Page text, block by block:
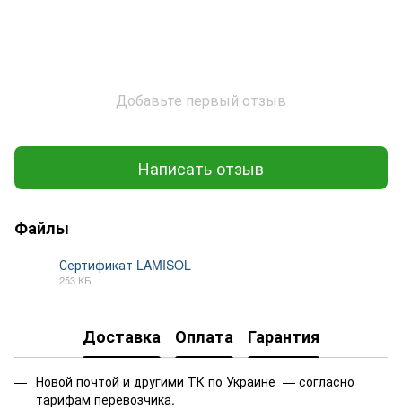
Добавьте первый отзыв
Написать отзыв
Файлы
Сертификат LAMISOL
253 КБ
Доставка Оплата Гарантия
Новой почтой и другими ТК по Украине — согласно
тарифам перевозчика.